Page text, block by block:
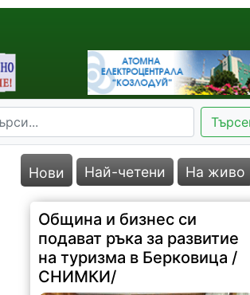
Нови Най-четени На живо
Община и бизнес си
подават ръка за развитие
на туризма в Берковица /
СНИМКИ/